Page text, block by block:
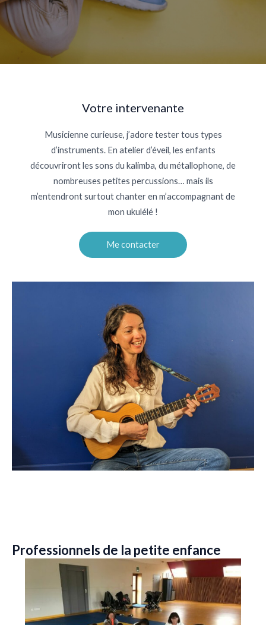
Votre intervenante
Musicienne curieuse, j’adore tester tous types
d’instruments. En atelier d’éveil, les enfants
découvriront les sons du kalimba, du métallophone, de
nombreuses petites percussions… mais ils
m’entendront surtout chanter en m’accompagnant de
mon ukulélé !
Me contacter
Professionnels de la petite enfance